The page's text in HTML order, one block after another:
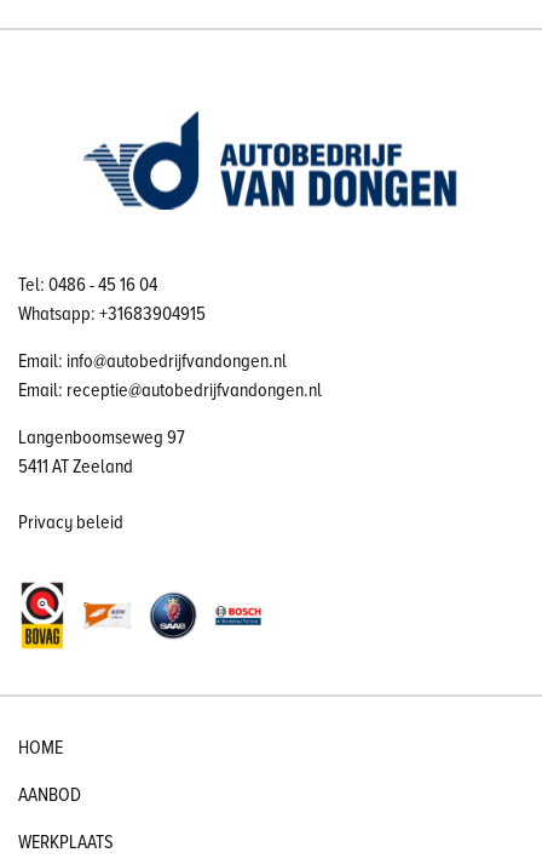
Tel: 0486 - 45 16 04
Whatsapp: +31683904915
Email: info@autobedrijfvandongen.nl
Email: receptie@autobedrijfvandongen.nl
Langenboomseweg 97
5411 AT Zeeland
Privacy beleid
HOME
AANBOD
WERKPLAATS